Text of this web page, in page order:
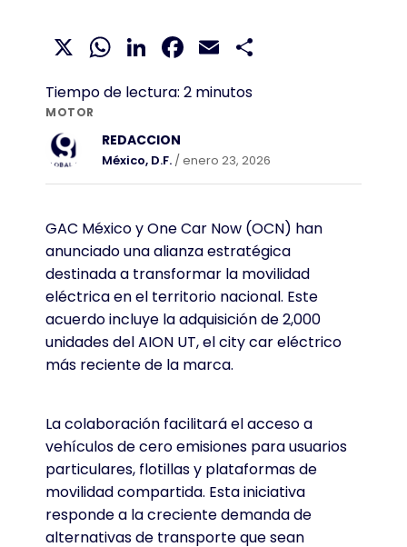
X WhatsApp
LinkedIn
Facebook
Email
Tiempo de lectura: 2 minutos
MOTOR
REDACCION
México, D.F. / enero 23, 2026
GAC México y One Car Now (OCN) han
anunciado una alianza estratégica
destinada a transformar la movilidad
eléctrica en el territorio nacional. Este
acuerdo incluye la adquisición de 2,000
unidades del AION UT, el city car eléctrico
más reciente de la marca.
La colaboración facilitará el acceso a
vehículos de cero emisiones para usuarios
particulares, flotillas y plataformas de
movilidad compartida. Esta iniciativa
responde a la creciente demanda de
alternativas de transporte que sean